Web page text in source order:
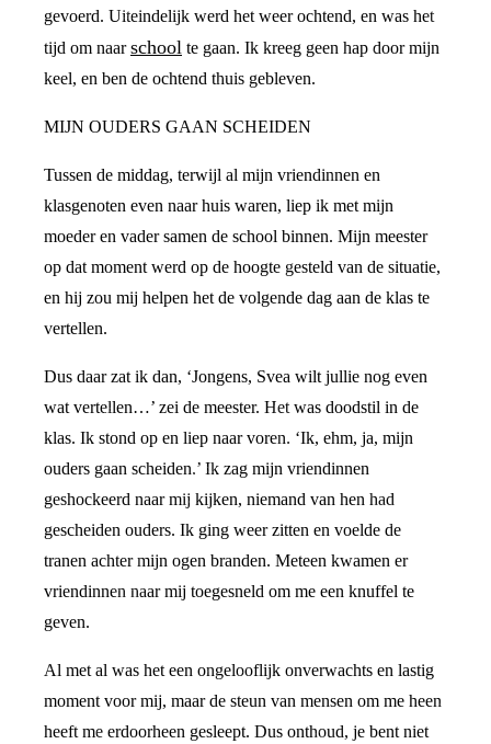
gevoerd. Uiteindelijk werd het weer ochtend, en was het
tijd om naarschool te gaan. Ik kreeg geen hap door mijn
keel, en ben de ochtend thuis gebleven.
MIJN OUDERS GAAN SCHEIDEN
Tussen de middag, terwijl al mijn vriendinnen en
klasgenoten even naar huis waren, liep ik met mijn
moeder en vader samen de school binnen. Mijn meester
op dat moment werd op de hoogte gesteld van de situatie,
en hij zou mij helpen het de volgende dag aan de klas te
vertellen.
Dus daar zat ik dan, ‘Jongens, Svea wilt jullie nog even
wat vertellen…’ zei de meester. Het was doodstil in de
klas. Ik stond op en liep naar voren. ‘Ik, ehm, ja, mijn
ouders gaan scheiden.’ Ik zag mijn vriendinnen
geshockeerd naar mij kijken, niemand van hen had
gescheiden ouders. Ik ging weer zitten en voelde de
tranen achter mijn ogen branden. Meteen kwamen er
vriendinnen naar mij toegesneld om me een knuffel te
geven.
Al met al was het een ongelooflijk onverwachts en lastig
moment voor mij, maar de steun van mensen om me heen
heeft me erdoorheen gesleept. Dus onthoud, je bent niet